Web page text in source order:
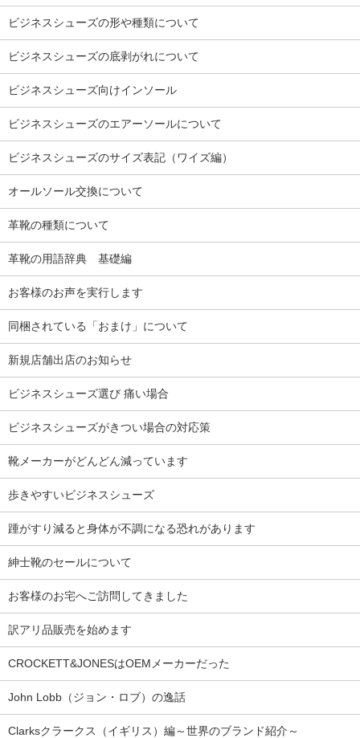
ビジネスシューズの形や種類について
ビジネスシューズの底剥がれについて
ビジネスシューズ向けインソール
ビジネスシューズのエアーソールについて
ビジネスシューズのサイズ表記（ワイズ編）
オールソール交換について
革靴の種類について
革靴の用語辞典 基礎編
お客様のお声を実行します
同梱されている「おまけ」について
新規店舗出店のお知らせ
ビジネスシューズ選び 痛い場合
ビジネスシューズがきつい場合の対応策
靴メーカーがどんどん減っています
歩きやすいビジネスシューズ
踵がすり減ると身体が不調になる恐れがあります
紳士靴のセールについて
お客様のお宅へご訪問してきました
訳アリ品販売を始めます
CROCKETT&JONESはOEMメーカーだった
John Lobb（ジョン・ロブ）の逸話
Clarksクラークス（イギリス）編～世界のブランド紹介～